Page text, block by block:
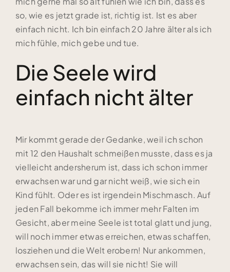
so, wie es jetzt grade ist, richtig ist. Ist es aber
einfach nicht. Ich bin einfach 20 Jahre älter als ich
mich fühle, mich gebe und tue.
Die Seele wird
einfach nicht älter
Mir kommt gerade der Gedanke, weil ich schon
mit 12 den Haushalt schmeißen musste, dass es ja
vielleicht andersherum ist, dass ich schon immer
erwachsen war und gar nicht weiß, wie sich ein
Kind fühlt. Oder es ist irgendein Mischmasch. Auf
jeden Fall bekomme ich immer mehr Falten im
Gesicht, aber meine Seele ist total glatt und jung,
will noch immer etwas erreichen, etwas schaffen,
losziehen und die Welt erobern! Nur ankommen,
erwachsen sein, das will sie nicht! Sie will